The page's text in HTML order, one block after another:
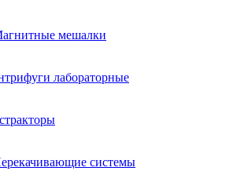
мешалки
лабораторные
системы